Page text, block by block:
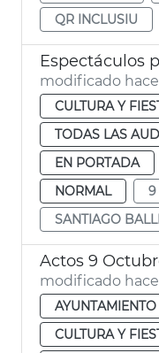
QR INCLUSIU
Espectáculos
modificado
CULTURA Y
TODAS LAS
EN PORTADA
NORMAL
9
SANTIAGO
Actos 9
modificado
AYUNTAMIENTO
CULTURA Y